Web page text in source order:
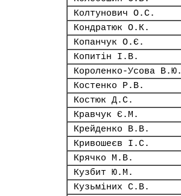
Колтунович О.С.
Кондратюк О.К.
Копанчук О.Є.
Копитін І.В.
Короленко-Усова В.Ю.
Костенко Р.В.
Костюк Д.С.
Кравчук Є.М.
Крейденко В.В.
Кривошеєв І.С.
Крячко М.В.
Кузбит Ю.М.
Кузьміних С.В.